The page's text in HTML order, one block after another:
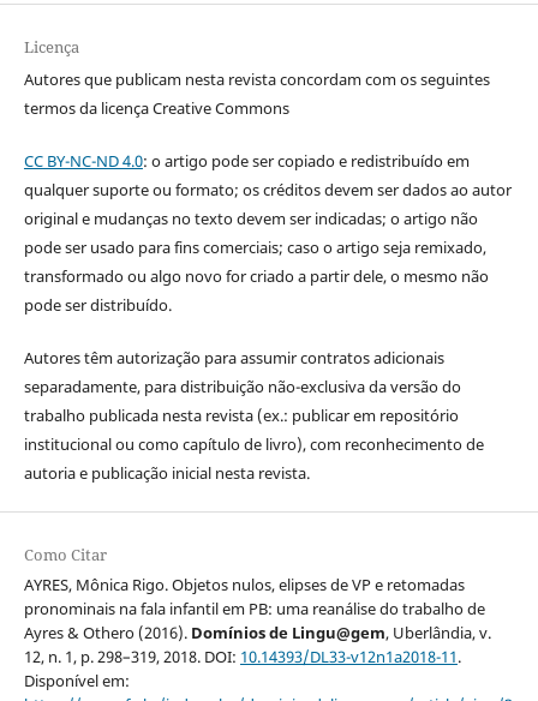
Licença
Autores que publicam nesta revista concordam com os seguintes
termos da licença Creative Commons
CC BY-NC-ND 4.0: o artigo pode ser copiado e redistribuído em
qualquer suporte ou formato; os créditos devem ser dados ao autor
original e mudanças no texto devem ser indicadas; o artigo não
pode ser usado para fins comerciais; caso o artigo seja remixado,
transformado ou algo novo for criado a partir dele, o mesmo não
pode ser distribuído.
Autores têm autorização para assumir contratos adicionais
separadamente, para distribuição não-exclusiva da versão do
trabalho publicada nesta revista (ex.: publicar em repositório
institucional ou como capítulo de livro), com reconhecimento de
autoria e publicação inicial nesta revista.
Como Citar
AYRES, Mônica Rigo. Objetos nulos, elipses de VP e retomadas
pronominais na fala infantil em PB: uma reanálise do trabalho de
Ayres & Othero (2016). Domínios de Lingu@gem, Uberlândia, v.
12, n. 1, p. 298–319, 2018. DOI: 10.14393/DL33-v12n1a2018-11.
Disponível em: